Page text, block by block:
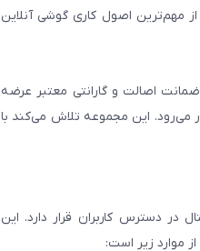
مهم‌ترین اصول کاری گوشی آنلاین
اصالت و گارانتی معتبر عرضه
می‌رود. این مجموعه تلاش می‌کند با
در دسترس کاربران قرار دارد. این
موارد زیر است: